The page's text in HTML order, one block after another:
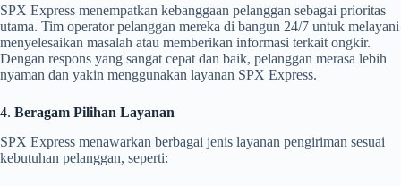
SPX Express menempatkan kebanggaan pelanggan sebagai prioritas
utama. Tim operator pelanggan mereka di bangun 24/7 untuk melayani
menyelesaikan masalah atau memberikan informasi terkait ongkir.
Dengan respons yang sangat cepat dan baik, pelanggan merasa lebih
nyaman dan yakin menggunakan layanan SPX Express.
4. Beragam Pilihan Layanan
SPX Express menawarkan berbagai jenis layanan pengiriman sesuai
kebutuhan pelanggan, seperti: